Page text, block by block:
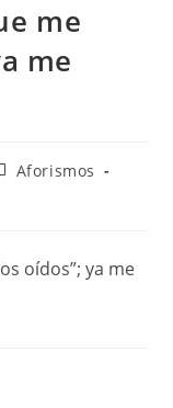
me
me
Aforismos
oídos”; ya me